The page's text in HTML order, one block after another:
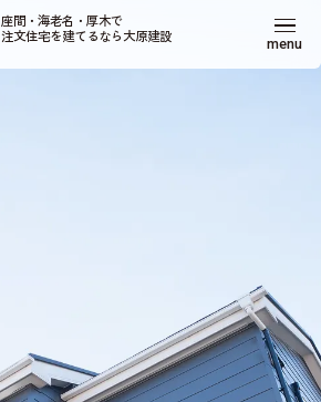
座間・海老名・厚木で
注文住宅を建てるなら大原建設
menu